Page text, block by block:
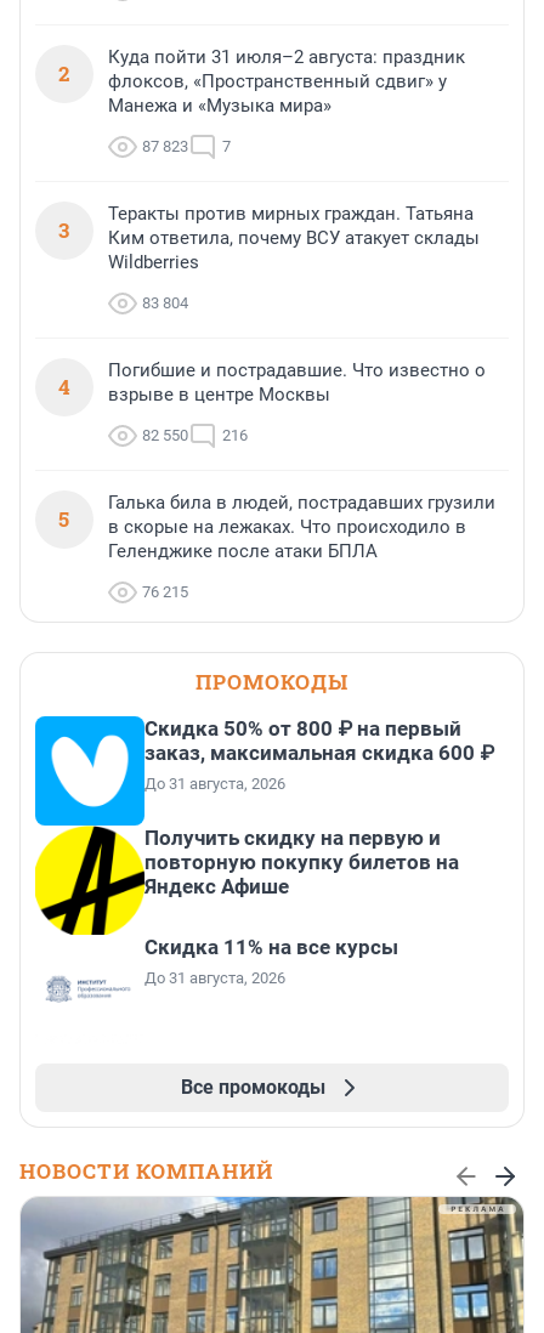
2
Куда пойти 31 июля–2 августа: праздник
флоксов, «Пространственный сдвиг» у
Манежа и «Музыка мира»
87 823 7
3
Теракты против мирных граждан. Татьяна
Ким ответила, почему ВСУ атакует склады
Wildberries
83 804
4
Погибшие и пострадавшие. Что известно о
взрыве в центре Москвы
82 550 216
5
Галька била в людей, пострадавших грузили
в скорые на лежаках. Что происходило в
Геленджике после атаки БПЛА
76 215
ПРОМОКОДЫ
Скидка 50% от 800 ₽ на первый
заказ, максимальная скидка 600 ₽
До 31 августа, 2026
Получить скидку на первую и
повторную покупку билетов на
Яндекс Афише
Скидка 11% на все курсы
До 31 августа, 2026
Все промокоды
НОВОСТИ КОМПАНИЙ